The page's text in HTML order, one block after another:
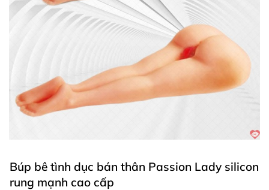
Búp bê tình dục bán thân Passion Lady silicon
rung mạnh cao cấp